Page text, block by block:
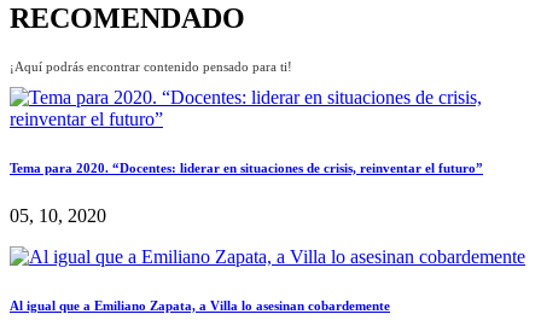
RECOMENDADO
¡Aquí podrás encontrar contenido pensado para ti!
Tema para 2020. “Docentes: liderar en situaciones de crisis, reinventar el futuro”
05, 10, 2020
Al igual que a Emiliano Zapata, a Villa lo asesinan cobardemente